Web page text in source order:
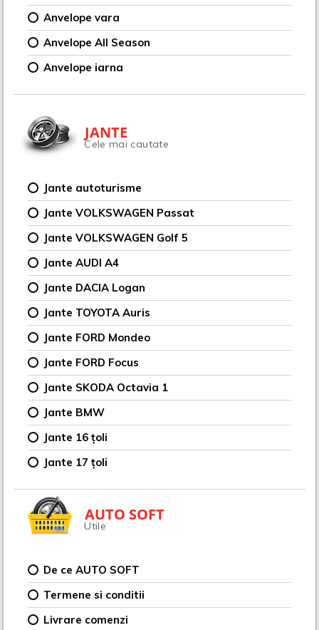
Anvelope vara
Anvelope All Season
Anvelope iarna
JANTE
Cele mai cautate
Jante autoturisme
Jante VOLKSWAGEN Passat
Jante VOLKSWAGEN Golf 5
Jante AUDI A4
Jante DACIA Logan
Jante TOYOTA Auris
Jante FORD Mondeo
Jante FORD Focus
Jante SKODA Octavia 1
Jante BMW
Jante 16 țoli
Jante 17 țoli
AUTO SOFT
Utile
De ce AUTO SOFT
Termene si conditii
Livrare comenzi